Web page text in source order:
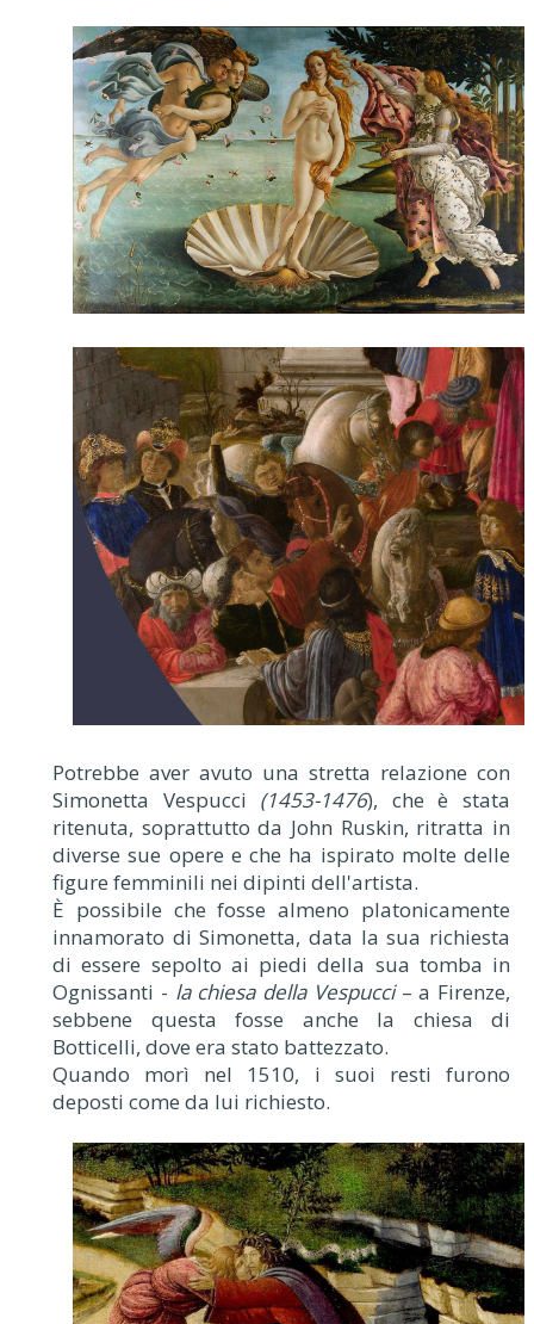
Potrebbe aver avuto una stretta relazione con
Simonetta Vespucci (1453-1476), che è stata
ritenuta, soprattutto da John Ruskin, ritratta in
diverse sue opere e che ha ispirato molte delle
figure femminili nei dipinti dell'artista.
È possibile che fosse almeno platonicamente
innamorato di Simonetta, data la sua richiesta
di essere sepolto ai piedi della sua tomba in
Ognissanti - la chiesa della Vespucci– a Firenze,
sebbene questa fosse anche la chiesa di
Botticelli, dove era stato battezzato.
Quando morì nel 1510, i suoi resti furono
deposti come da lui richiesto.